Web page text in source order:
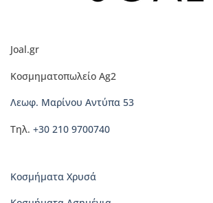
επιλεγούν
σελίδα
προϊόντος
Joal.gr
Κοσμηματοπωλείο Ag2
Λεωφ. Μαρίνου Αντύπα 53
Τηλ. +30 210 9700740
Κοσμήματα Χρυσά